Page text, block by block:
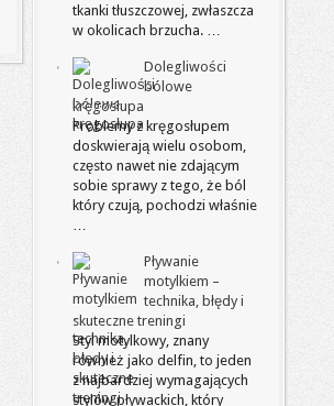
tkanki tłuszczowej, zwłaszcza
w okolicach brzucha. …
Dolegliwości
bólowe
kręgosłupa
Problemy z kręgosłupem
doskwierają wielu osobom,
często nawet nie zdającym
sobie sprawy z tego, że ból
który czują, pochodzi właśnie
…
Pływanie
motylkiem –
technika, błędy i
skuteczne treningi
Styl motylkowy, znany
również jako delfin, to jeden
z najbardziej wymagających
stylów pływackich, który